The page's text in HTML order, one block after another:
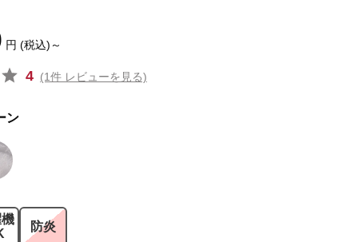
円 (税込)～
4 (1件 レビューを見る)
ン
防炎